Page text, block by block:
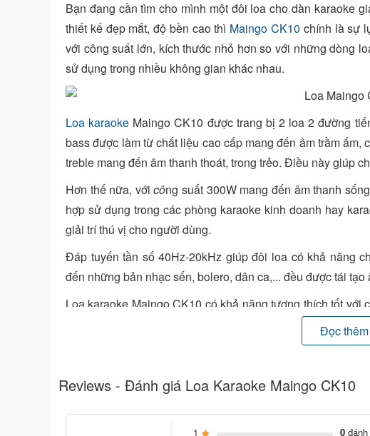
Bạn đang cần tìm cho mình một đôi loa cho dàn karaoke
thiết kế đẹp mắt, độ bền cao thì Maingo CK10 chính là sự
với công suất lớn, kích thước nhỏ hơn so với những dòng
sử dụng trong nhiều không gian khác nhau.
Loa karaoke Maingo CK10 được trang bị 2 loa 2 đường
bass được làm từ chất liệu cao cấp mang đến âm trầm
treble mang đến âm thanh thoát, trong trẻo. Điều này giúp
Hơn thế nữa, vớicông suất 300W mang đến âm thanh
hợp sử dụng trong các phòng karaoke kinh doanh hay
giải trí thú vị cho người dùng.
Đáp tuyến tần số 40Hz-20kHz giúp đôi loa có khả năng
đến những bản nhạc sến, bolero, dân ca,... đều được tái
Loa karaoke Maingo CK10 có khả năng tương thích tốt với
kết hợp CK10 với âm ly cao cấp khác thì sẽ cho ra âm
Hãy liên hệ ngay hotline:0777 89 1991 để được giải đáp
Đọc thêm
Reviews - Đánh giá Loa Karaoke Maingo CK10
1 0đánh